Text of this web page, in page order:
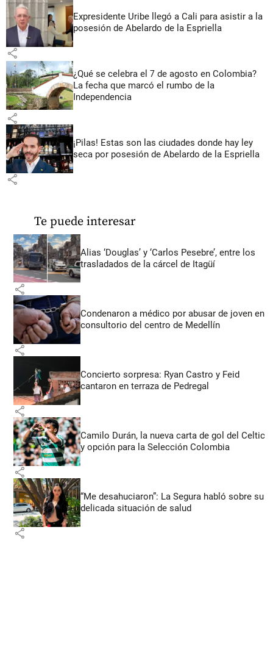
Expresidente Uribe llegó a Cali para asistir a la
posesión de Abelardo de la Espriella
share
¿Qué se celebra el 7 de agosto en Colombia?
La fecha que marcó el rumbo de la
Independencia
share
¡Pilas! Estas son las ciudades donde hay ley
seca por posesión de Abelardo de la Espriella
share
Te puede interesar
Alias ‘Douglas’ y ‘Carlos Pesebre’, entre los
trasladados de la cárcel de Itagüí
share
Condenaron a médico por abusar de joven en
consultorio del centro de Medellín
share
Concierto sorpresa: Ryan Castro y Feid
cantaron en terraza de Pedregal
share
Camilo Durán, la nueva carta de gol del Celtic
y opción para la Selección Colombia
share
“Me desahuciaron”: La Segura habló sobre su
delicada situación de salud
share